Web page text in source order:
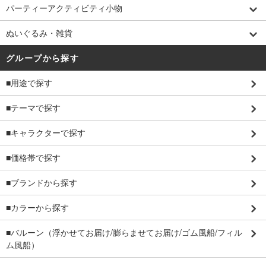
パーティーアクティビティ小物
ぬいぐるみ・雑貨
グループから探す
■用途で探す
■テーマで探す
■キャラクターで探す
■価格帯で探す
■ブランドから探す
■カラーから探す
■バルーン（浮かせてお届け/膨らませてお届け/ゴム風船/フィル
ム風船）